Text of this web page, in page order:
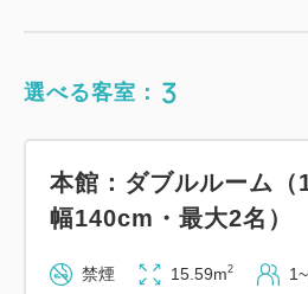
選べる客室： 3
本館：ダブルルーム（
幅140cm・最大2名）
禁煙 15.59m2